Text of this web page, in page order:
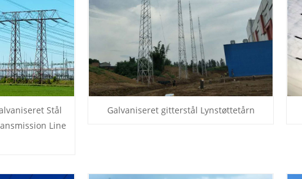
Stål
Line
Galvaniseret gitterstål Lynstøttetårn